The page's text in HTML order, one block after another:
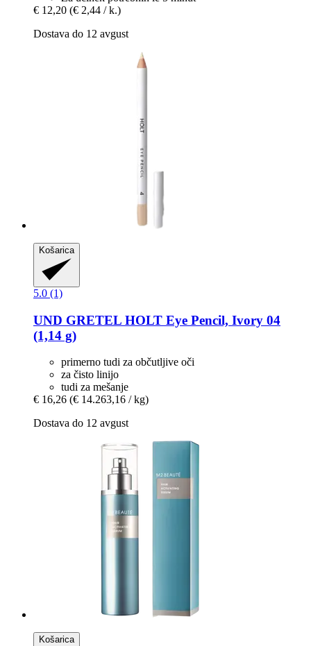
€ 12,20 (€ 2,44 / k.)
Dostava do 12 avgust
Košarica
5.0 (1)
UND GRETEL HOLT Eye Pencil, Ivory 04
(1,14 g)
primerno tudi za občutljive oči
za čisto linijo
tudi za mešanje
€ 16,26 (€ 14.263,16 / kg)
Dostava do 12 avgust
Košarica